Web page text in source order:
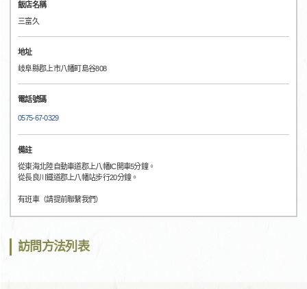
飯店名稱
三富久
地址
岐阜縣郡上市八幡町島谷808
電話號碼
0575-67-0329
備註
從東海北陸自動車道郡上八幡IC開車5分鐘。
從長良川鐵道郡上八幡站步行20分鐘。
有班車（請提前聯繫我們）
訪問方法列表